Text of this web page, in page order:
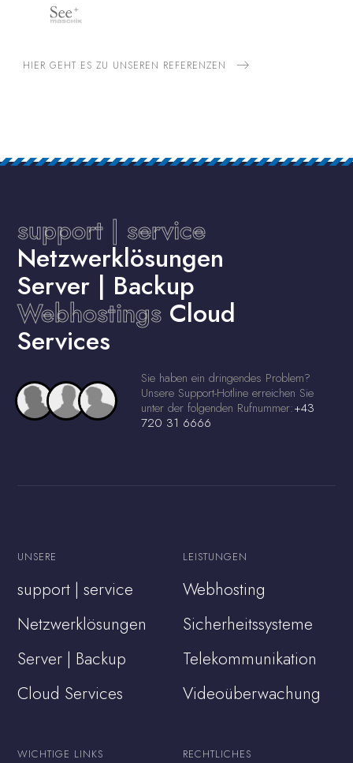
HIER GEHT ES ZU UNSEREN REFERENZEN
support | service
Netzwerklösungen
Server | Backup
Webhostings Cloud
Services
Sie haben ein dringendes Problem?
Unsere Support-Hotline erreichen Sie
unter der folgenden Rufnummer:+43
720 31 6666
UNSERE
support | service
Netzwerklösungen
Server | Backup
Cloud Services
LEISTUNGEN
Webhosting
Sicherheitssysteme
Telekommunikation
Videoüberwachung
WICHTIGE LINKS RECHTLICHES